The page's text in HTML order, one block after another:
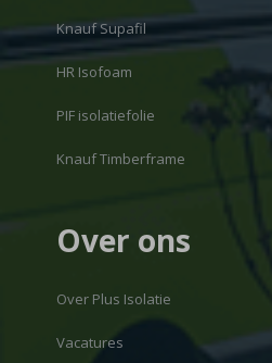
Knauf Supafil
HR Isofoam
PIF isolatiefolie
Knauf Timberframe
Over ons
Over Plus Isolatie
Vacatures